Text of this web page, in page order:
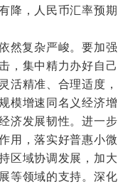
降，人民币汇率预期
然复杂严峻。要加强
，集中精力办好自己
活精准、合理适度，
模增速同名义经济增
济发展韧性。进一步
用，落实好普惠小微
区域协调发展，加大
等领域的支持。深化